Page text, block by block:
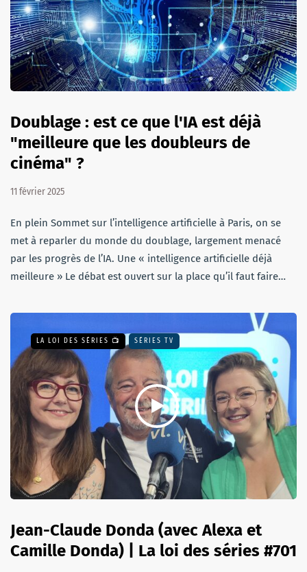
Doublage : est ce que l'IA est déjà
"meilleure que les doubleurs de
cinéma" ?
11 février 2025
En plein Sommet sur l’intelligence artificielle à Paris, on se
met à reparler du monde du doublage, largement menacé
par les progrès de l’IA. Une « intelligence artificielle déjà
meilleure » Le débat est ouvert sur la place qu’il faut faire…
LA LOI DES SÉRIES 📺 SÉRIES TV
Jean-Claude Donda (avec Alexa et
Camille Donda) | La loi des séries #701